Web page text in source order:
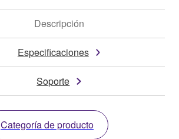
Descripción
Especificaciones
Soporte
Categoría de producto